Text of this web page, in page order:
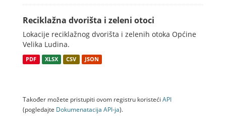
Reciklažna dvorišta i zeleni otoci
Lokacije reciklažnog dvorišta i zelenih otoka Općine
Velika Ludina.
PDF XLSX CSV JSON
Također možete pristupiti ovom registru koristeći API
(pogledajte Dokumenаtаcijа API-jа).